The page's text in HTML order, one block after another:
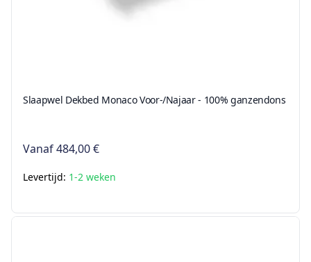
Slaapwel Dekbed Monaco Voor-/Najaar - 100% ganzendons
Vanaf484,00 €
Levertijd: 1-2 weken